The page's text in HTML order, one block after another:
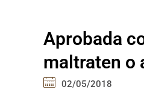
Aprobada
maltraten o
02/05/2018